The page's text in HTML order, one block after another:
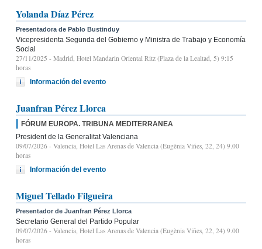
Yolanda Díaz Pérez
Presentadora de Pablo Bustinduy
Vicepresidenta Segunda del Gobierno y Ministra de Trabajo y Economía
Social
27/11/2025 - Madrid, Hotel Mandarin Oriental Ritz (Plaza de la Lealtad, 5) 9:15
horas
Información del evento
Juanfran Pérez Llorca
FÓRUM EUROPA. TRIBUNA MEDITERRANEA
President de la Generalitat Valenciana
09/07/2026 - Valencia, Hotel Las Arenas de Valencia (Eugènia Viñes, 22, 24) 9.00
horas
Información del evento
Miguel Tellado Filgueira
Presentador de Juanfran Pérez Llorca
Secretario General del Partido Popular
09/07/2026 - Valencia, Hotel Las Arenas de Valencia (Eugènia Viñes, 22, 24) 9.00
horas